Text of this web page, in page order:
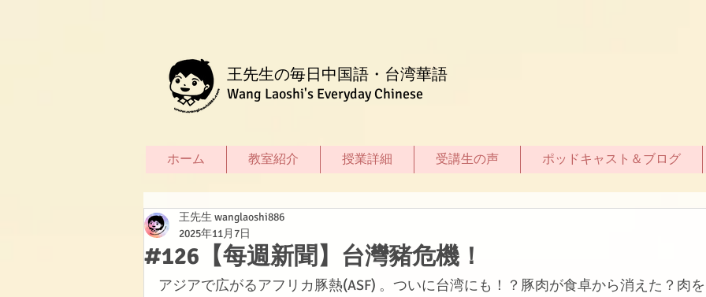
王先生の毎日中国語・台湾華語
Wang Laoshi's Everyday Chinese
ホーム 教室紹介 授業詳細 受講生の声 ポッドキャスト＆ブログ
#126【每週新聞】台灣豬危機！
王先生 wanglaoshi886
2025年11月7日
アジアで広がるアフリカ豚熱(ASF) 。ついに台湾にも！？豚肉が食卓から消えた？肉を